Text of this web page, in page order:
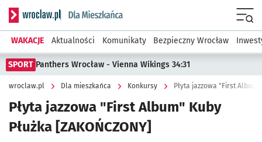
Serwis informacyjny wroclaw.pl podserwis: Dla mieszkańca
WAKACJE Aktualności Komunikaty Bezpieczny Wrocław
SPORT Panthers Wrocław - Vienna Wikings 34:31
wroclaw.pl Dla mieszkańca Konkursy Płyta jazzowa "First Album"
Płyta jazzowa "First Album" Kuby
Płużka [ZAKOŃCZONY]